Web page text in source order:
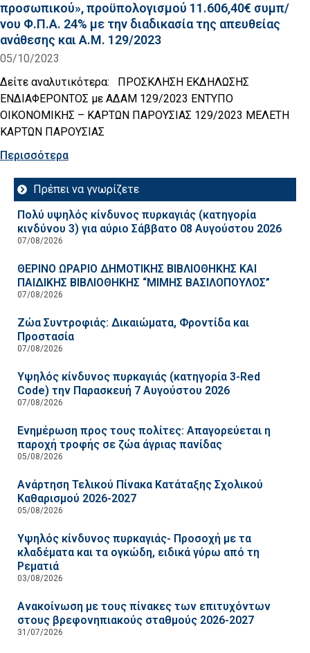
προσωπικού», προϋπολογισμού 11.606,40€ συμπ/
νου Φ.Π.Α. 24% με την διαδικασία της απευθείας
ανάθεσης και Α.Μ. 129/2023
05/10/2023
Δείτε αναλυτικότερα: ΠΡΟΣΚΛΗΣΗ ΕΚΔΗΛΩΣΗΣ
ΕΝΔΙΑΦΕΡΟΝΤΟΣ με ΑΔΑΜ 129/2023 ΕΝΤΥΠΟ
ΟΙΚΟΝΟΜΙΚΗΣ – ΚΑΡΤΩΝ ΠΑΡΟΥΣΙΑΣ 129/2023 ΜΕΛΕΤΗ
ΚΑΡΤΩΝ ΠΑΡΟΥΣΙΑΣ
Περισσότερα
Πρέπει να γνωρίζετε
Πολύ υψηλός κίνδυνος πυρκαγιάς (κατηγορία
κινδύνου 3) για αύριο Σάββατο 08 Αυγούστου 2026
07/08/2026
ΘΕΡΙΝΟ ΩΡΑΡΙΟ ΔΗΜΟΤΙΚΗΣ ΒΙΒΛΙΟΘΗΚΗΣ ΚΑΙ
ΠΑΙΔΙΚΗΣ ΒΙΒΛΙΟΘΗΚΗΣ “ΜΙΜΗΣ ΒΑΣΙΛΟΠΟΥΛΟΣ”
07/08/2026
Ζώα Συντροφιάς: Δικαιώματα, Φροντίδα και
Προστασία
07/08/2026
Υψηλός κίνδυνος πυρκαγιάς (κατηγορία 3-Red
Code) την Παρασκευή 7 Αυγούστου 2026
07/08/2026
Ενημέρωση προς τους πολίτες: Απαγορεύεται η
παροχή τροφής σε ζώα άγριας πανίδας
05/08/2026
Ανάρτηση Τελικού Πίνακα Κατάταξης Σχολικού
Καθαρισμού 2026-2027
05/08/2026
Υψηλός κίνδυνος πυρκαγιάς- Προσοχή με τα
κλαδέματα και τα ογκώδη, ειδικά γύρω από τη
Ρεματιά
03/08/2026
Ανακοίνωση με τους πίνακες των επιτυχόντων
στους βρεφονηπιακούς σταθμούς 2026-2027
31/07/2026